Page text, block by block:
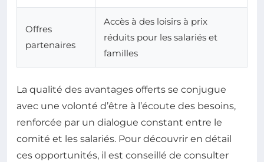
Offres
partenaires
Accès à des loisirs à prix
réduits pour les salariés et
familles
La qualité des avantages offerts se conjugue
avec une volonté d’être à l’écoute des besoins,
renforcée par un dialogue constant entre le
comité et les salariés. Pour découvrir en détail
ces opportunités, il est conseillé de consulter